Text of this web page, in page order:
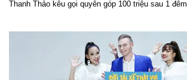
Thanh Thảo kêu gọi quyên góp 100 triệu sau 1 đêm